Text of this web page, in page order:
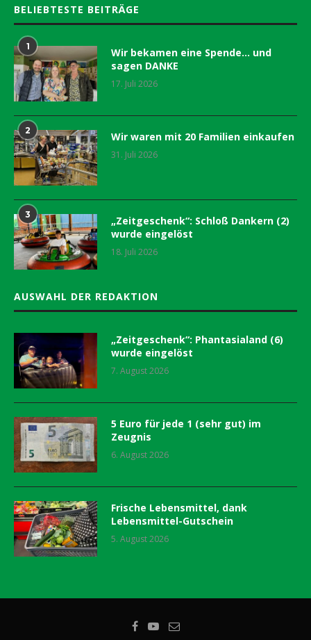
BELIEBTESTE BEITRÄGE
1
Wir bekamen eine Spende… und
sagen DANKE
17. Juli 2026
2 Wir waren mit 20 Familien einkaufen
31. Juli 2026
3
„Zeitgeschenk“: Schloß Dankern (2)
wurde eingelöst
18. Juli 2026
AUSWAHL DER REDAKTION
„Zeitgeschenk“: Phantasialand (6)
wurde eingelöst
7. August 2026
5 Euro für jede 1 (sehr gut) im
Zeugnis
6. August 2026
Frische Lebensmittel, dank
Lebensmittel-Gutschein
5. August 2026